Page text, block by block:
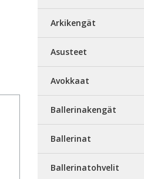
Arkikengät
Asusteet
Avokkaat
Ballerinakengät
Ballerinat
Ballerinatohvelit